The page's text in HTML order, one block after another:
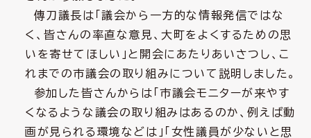
傳刀議長は「議会から一方的な情報発信ではな
く、皆さんの率直な意見、大町をよくするための思
いを寄せてほしい」と開会にあたりあいさつし、こ
れまでの市議会の取り組みについて説明しました。
参加した皆さんからは「市議会モニターが来やす
くなるような議会の取り組みはあるのか、例えば動
画が見られる環境などは」「女性議員が少ないと思